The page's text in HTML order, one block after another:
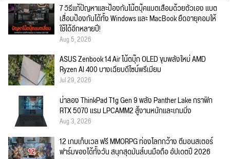
7 วิธีแก้ปัญหาและป้องกันโน๊ตบุ๊คแบตเสื่อมด้วยตัวเอง แบต
เสื่อมป้องกันได้ทั้ง Windows และ MacBook ยืดอายุคอมให้
ใช้ได้อีกหลายปี!
Aug 5, 2026
ASUS Zenbook 14 Air โน้ตบุ๊ก OLED ขุมพลังใหม่ AMD
Ryzen AI 400 บางเฉียบดีไซน์พรีเมียม
Jul 29, 2026
น่าลอง ThinkPad T1g Gen 9 พลัง Panther Lake กราฟิก
RTX 5070 แรม LPCAMM2 สู้งานหนักและเกมมิ่ง
Aug 3, 2026
12 เกมเก็บเวล ฟรี MMORPG ท่องโลกกว้าง ตีมอนสเตอร์
ฟาร์มของได้ทั้งวัน สนุกสุดมันส์บนมือถือ อัปเดตปี 2026